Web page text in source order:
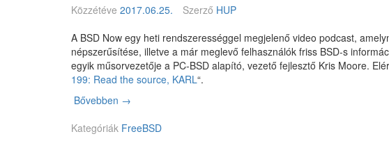
Közzétéve 2017.06.25. Szerző HUP
A BSD Now egy heti rendszerességgel megjelenő video podcast,
népszerűsítése, illetve a már meglevő felhasználók friss BSD-s
egyik műsorvezetője a PC-BSD alapító, vezető fejlesztő Kris Moore.
199: Read the source, KARL“.
Bővebben B
D
→
Kategóriák FreeBSD